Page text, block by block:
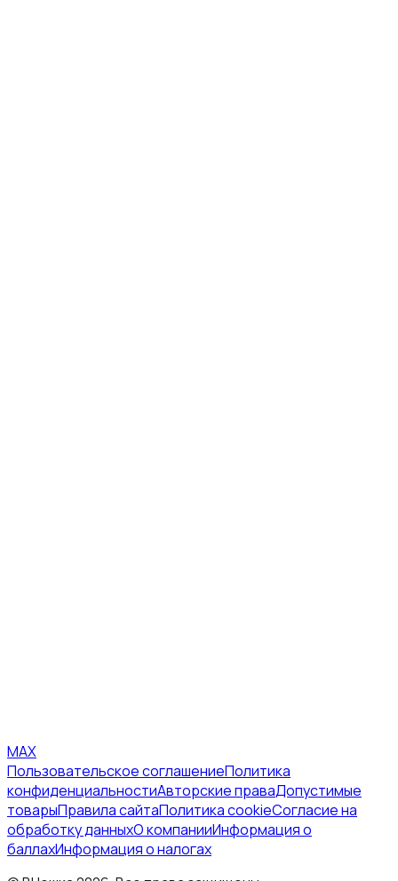
MAX
Пользовательское соглашениеПолитика
конфиденциальностиАвторские праваДопустимые
товарыПравила сайтаПолитика cookieСогласие на
обработку данныхО компанииИнформация о
баллахИнформация о налогах